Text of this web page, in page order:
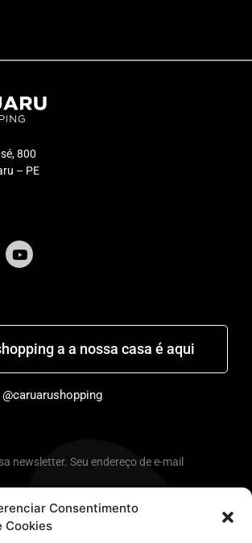
Consentimento
Cookies
800
– PE
a a nossa casa é aqui
@caruarushopping
newsletter. Seu endereço de e-mail